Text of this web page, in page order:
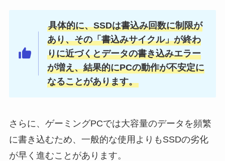
具体的に、SSDは書込み回数に制限が
あり、その「書込みサイクル」が終わ
りに近づくとデータの書き込みエラー
が増え、結果的にPCの動作が不安定に
なることがあります。
さらに、ゲーミングPCでは大容量のデータを頻繁
に書き込むため、一般的な使用よりもSSDの劣化
が早く進むことがあります。